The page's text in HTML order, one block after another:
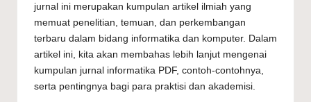
jurnal ini merupakan kumpulan artikel ilmiah yang
memuat penelitian, temuan, dan perkembangan
terbaru dalam bidang informatika dan komputer. Dalam
artikel ini, kita akan membahas lebih lanjut mengenai
kumpulan jurnal informatika PDF, contoh-contohnya,
serta pentingnya bagi para praktisi dan akademisi.